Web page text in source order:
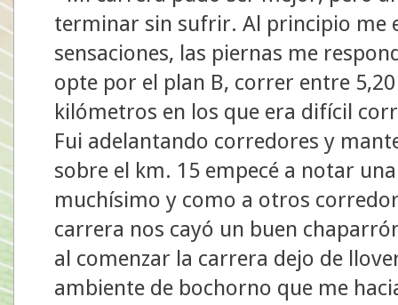
terminar sin sufrir. Al principio me
sensaciones, las piernas me
opte por el plan B, correr entre
kilómetros en los que era difícil
Fui adelantando corredores y
sobre el km. 15 empecé a notar
muchísimo y como a otros
carrera nos cayó un buen
al comenzar la carrera dejo de
ambiente de bochorno que me